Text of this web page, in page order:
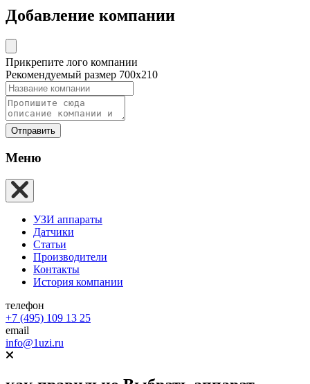
Добавление компании
Прикрепите лого компании
Рекомендуемый размер 700х210
Отправить
Меню
УЗИ аппараты
Датчики
Статьи
Производители
Контакты
История компании
телефон
+7 (495) 109 13 25
email
info@1uzi.ru